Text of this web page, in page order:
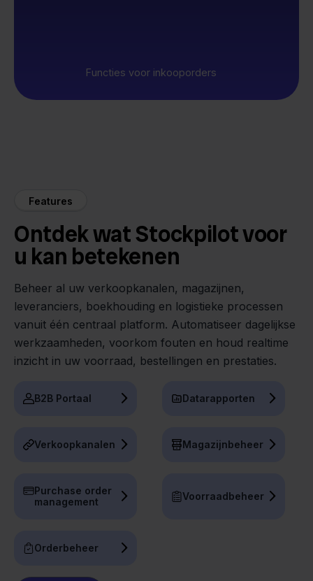
Functies voor inkooporders
Features
Ontdek wat Stockpilot voor
u kan betekenen
Beheer al uw verkoopkanalen, magazijnen,
leveranciers, boekhouding en logistieke processen
vanuit één centraal platform. Automatiseer dagelijkse
werkzaamheden, voorkom fouten en houd realtime
inzicht in uw voorraad, bestellingen en prestaties.
B2B Portaal Datarapporten
Verkoopkanalen Magazijnbeheer
Purchase order
management
Voorraadbeheer
Orderbeheer